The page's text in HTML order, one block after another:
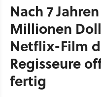
Nach 7
Millionen
Netflix-Film
Regisseure
fertig